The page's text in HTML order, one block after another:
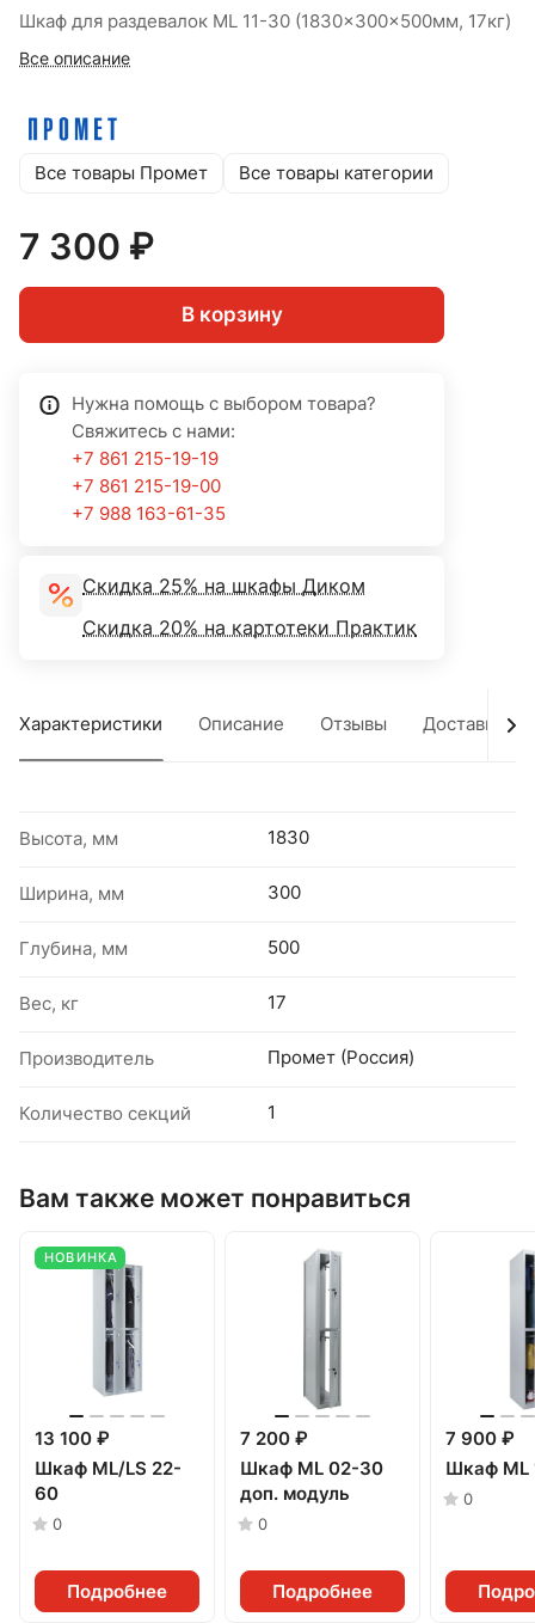
Шкаф для раздевалок ML 11-30 (1830x300x500мм, 17кг)
Все описание
Все товары Промет Все товары категории
7 300 ₽
В корзину
Нужна помощь с выбором товара?
Свяжитесь с нами:
+7 861 215-19-19
+7 861 215-19-00
+7 988 163-61-35
Скидка 25% на шкафы Диком
Скидка 20% на картотеки Практик
Характеристики Описание Отзывы Доставка
Высота, мм 1830
Ширина, мм 300
Глубина, мм 500
Вес, кг 17
Производитель Промет (Россия)
Количество секций 1
Вам также может понравиться
НОВИНКА
13 100 ₽
Шкаф ML/LS 22-
60
0
Подробнее
7 200 ₽
Шкаф ML 02-30
доп. модуль
0
Подробнее
7 900 ₽
Шкаф ML
0